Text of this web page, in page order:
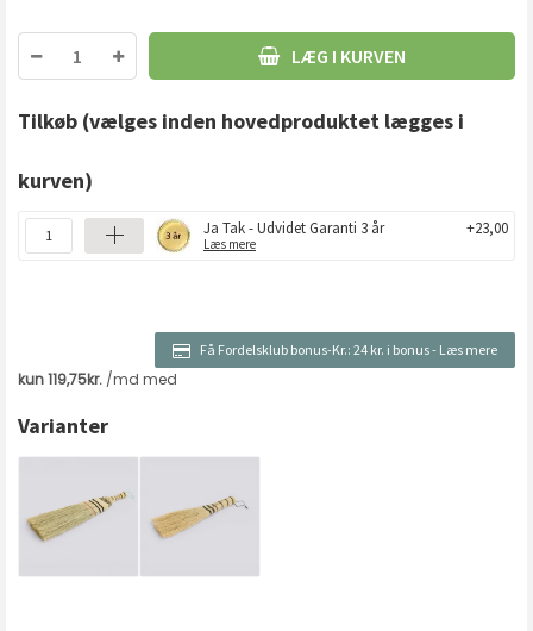
LÆG I KURVEN
Tilkøb (vælges inden hovedproduktet lægges i
kurven)
Ja Tak - Udvidet Garanti 3 år
Læs mere
+23,00
Få Fordelsklub bonus-Kr.: 24 kr. i bonus- Læs mere
Varianter